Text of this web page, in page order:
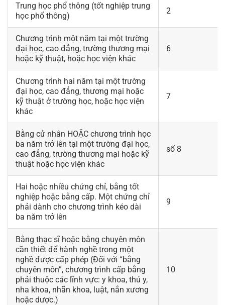
Trung học phổ thông (tốt nghiệp trung
học phổ thông)
2
Chương trình một năm tại một trường
đại học, cao đẳng, trường thương mại
hoặc kỹ thuật, hoặc học viện khác
6
Chương trình hai năm tại một trường
đại học, cao đẳng, thương mại hoặc
kỹ thuật ở trường học, hoặc học viện
khác
7
Bằng cử nhân HOẶC chương trình học
ba năm trở lên tại một trường đại học,
cao đẳng, trường thương mại hoặc kỹ
thuật hoặc học viện khác
số 8
Hai hoặc nhiều chứng chỉ, bằng tốt
nghiệp hoặc bằng cấp. Một chứng chỉ
phải dành cho chương trình kéo dài
ba năm trở lên
9
Bằng thạc sĩ hoặc bằng chuyên môn
cần thiết để hành nghề trong một
nghề được cấp phép (Đối với “bằng
chuyên môn”, chương trình cấp bằng
phải thuộc các lĩnh vực: y khoa, thú y,
nha khoa, nhãn khoa, luật, nắn xương
hoặc dược.)
10